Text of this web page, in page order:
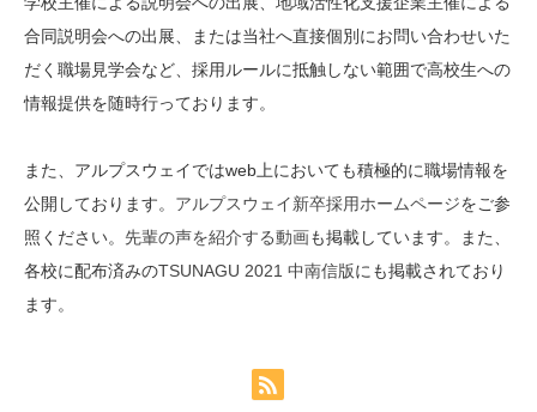
合同説明会への出展、または当社へ直接個別にお問い合わせいた
だく職場見学会など、採用ルールに抵触しない範囲で高校生への
情報提供を随時行っております。
また、アルプスウェイではweb上においても積極的に職場情報を
公開しております。 アルプスウェイ新卒採用ホームページをご参
照ください。 先輩の声を紹介する動画も掲載しています。また、
各校に配布済みのTSUNAGU 2021 中南信版にも掲載されており
ます。